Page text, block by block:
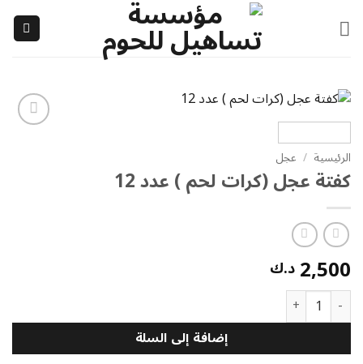
للمحتوى
الرئيسية / عجل
كفتة عجل (كرات لحم ) عدد 12
2,500د.ك
كمية كفتة عجل (كرات لحم ) عدد 12
إضافة إلى السلة